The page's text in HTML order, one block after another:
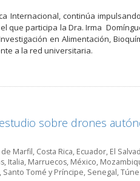
Internacional, continúa
que participa la Dra. Irma
en Alimentación,
a la red universitaria.
estudio sobre drones
de Marfil, Costa Rica, Ecuador, El
, Italia, Marruecos, México,
, Santo Tomé y Príncipe, Senegal,